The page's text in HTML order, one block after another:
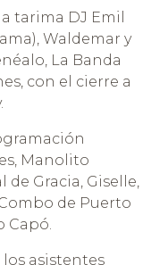
tarima DJ Emil
Waldemar y
La Banda
con el cierre a
Manolito
de Gracia, Giselle,
de Puerto
Capó.
los asistentes